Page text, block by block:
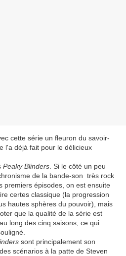
cette série un fleuron du savoir-
l'a déjà fait pour le délicieux
Peaky Blinders . Si le côté un peu
de la bande-son très rock
premiers épisodes, on est ensuite
certes classique (la progression
hautes sphères du pouvoir), mais
que la qualité de la série est
long des cinq saisons, ce qui
sont principalement son
scénarios à la patte de Steven